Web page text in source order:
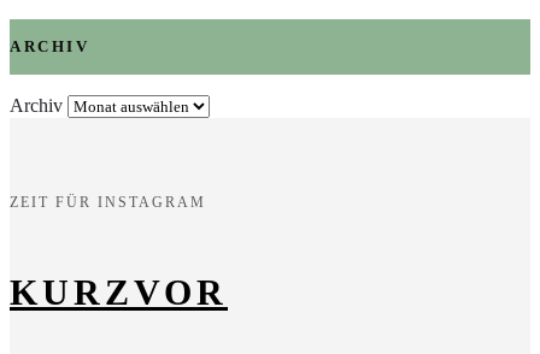
ARCHIV
Archiv
ZEIT FÜR INSTAGRAM
KURZVOR